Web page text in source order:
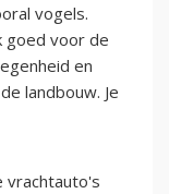
vogels.
goed voor de
en
landbouw. Je
vrachtauto's